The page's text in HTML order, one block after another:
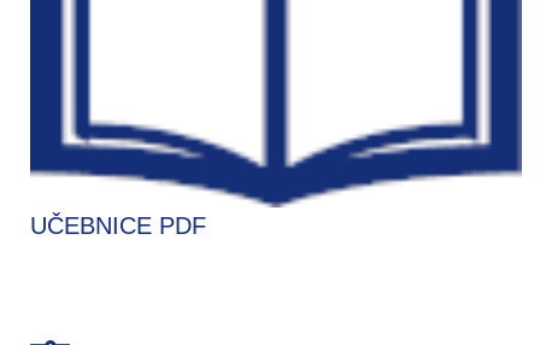
UČEBNICE PDF